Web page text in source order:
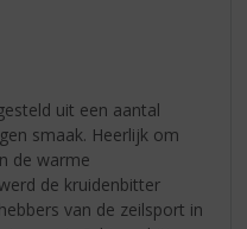
uit een aantal
smaak. Heerlijk om
de warme
de kruidenbitter
van de zeilsport in